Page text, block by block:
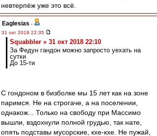
невтерпёж уже это всё.
Eaglesias -
31 окт 2018 22:35
Squabbler » 31 окт 2018 22:10
За Федун гандон можно запросто уехать на
сутки
До 15-ти
С гондоном в бизболке мы 15 лет как на зоне
паримся. Не на строгаче, а на поселении,
однакож... Только на свободу при Массимо
вышли, вздохнули полной грудью, так нате,
опять подставы мусорские, кхе-кхе. Не пужай,